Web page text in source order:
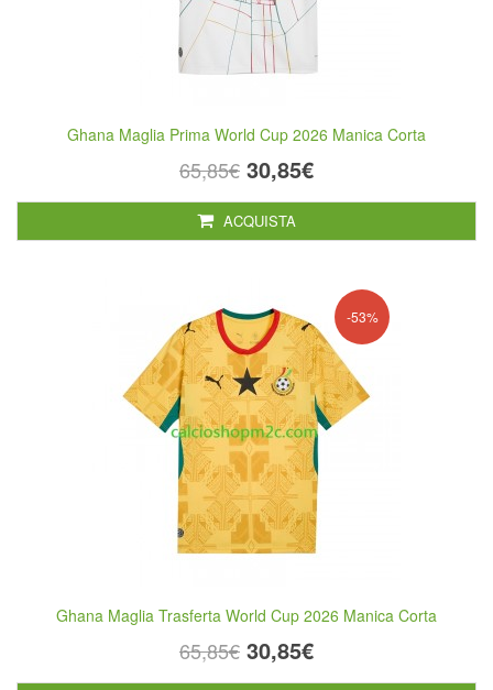
Ghana Maglia Prima World Cup 2026 Manica Corta
65,85€ 30,85€
ACQUISTA
-53%
Ghana Maglia Trasferta World Cup 2026 Manica Corta
65,85€ 30,85€